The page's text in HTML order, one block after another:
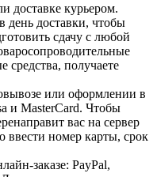
доставке курьером.
день доставки, чтобы
сдачу с любой
средства, получаете
или оформлении в
и MasterCard. Чтобы
вас на сервер
ввести номер карты, срок
заказе: PayPal,